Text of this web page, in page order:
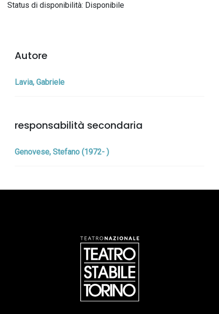
Status di disponibilità: Disponibile
Autore
Lavia, Gabriele
responsabilità secondaria
Genovese, Stefano (1972- )